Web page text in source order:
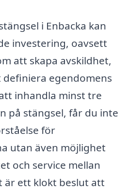
i Enbacka kan
investering, oavsett
att skapa avskildhet,
egendomens
inhandla minst tre
på stängsel, får du inte
för
utan även möjlighet
och service mellan
är ett klokt beslut att